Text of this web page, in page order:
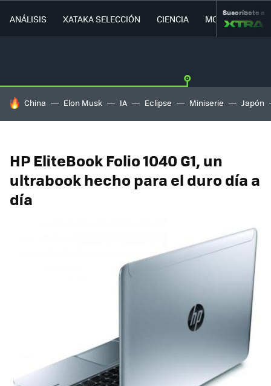
ANÁLISIS XATAKA SELECCIÓN CIENCIA MOVILIDAD
Suscríbete a
HOY SE HABLA DE
China Elon Musk IA Eclipse Miniserie Japón
HP EliteBook Folio 1040 G1, un
ultrabook hecho para el duro día a
día